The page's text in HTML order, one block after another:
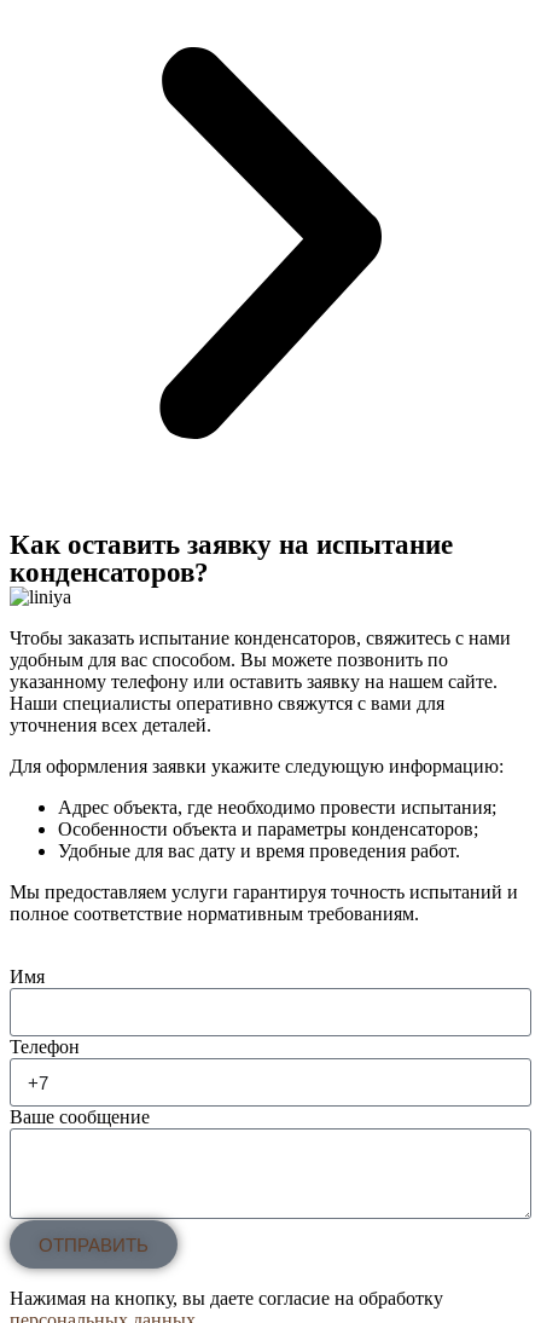
Как оставить заявку на испытание
конденсаторов?
Чтобы заказать испытание конденсаторов, свяжитесь с нами
удобным для вас способом. Вы можете позвонить по
указанному телефону или оставить заявку на нашем сайте.
Наши специалисты оперативно свяжутся с вами для
уточнения всех деталей.
Для оформления заявки укажите следующую информацию:
Адрес объекта, где необходимо провести испытания;
Особенности объекта и параметры конденсаторов;
Удобные для вас дату и время проведения работ.
Мы предоставляем услуги гарантируя точность испытаний и
полное соответствие нормативным требованиям.
Имя
Телефон
Ваше сообщение
ОТПРАВИТЬ
Нажимая на кнопку, вы даете согласие на обработку